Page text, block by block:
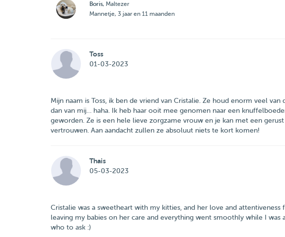
Boris, Maltezer
Mannetje, 3 jaar en 11 maanden
Toss
01-03-2023
Mijn naam is Toss, ik ben de vriend van Cristalie. Ze houd enorm veel
dan van mij… haha. Ik heb haar ooit mee genomen naar een
geworden. Ze is een hele lieve zorgzame vrouw en je kan met een
vertrouwen. Aan aandacht zullen ze absoluut niets te kort komen!
Thais
05-03-2023
Cristalie was a sweetheart with my kitties, and her love and attentiveness
leaving my babies on her care and everything went smoothly while I was
who to ask :)